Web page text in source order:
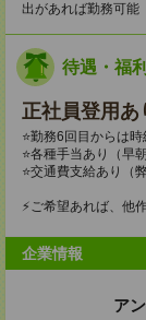
出があれば勤務可能
待遇・福
正社員登用あ
⭐勤務6回目からは
⭐各種手当あり（早
⭐交通費支給あり（
⚡ご希望あれば、他
企業情報
ア